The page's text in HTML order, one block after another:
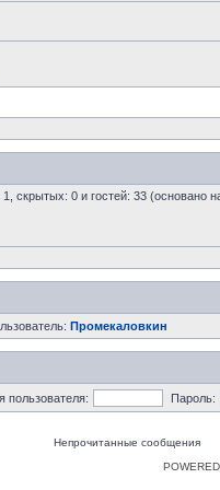
1, скрытых: 0 и гостей: 33 (основано
Промекаловкин
пользователя: Пароль:
Непрочитанные сообщения